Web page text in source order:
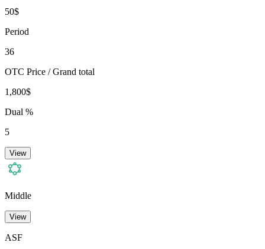
50$
Period
36
OTC Price / Grand total
1,800$
Dual %
5
View
Middle
View
ASF